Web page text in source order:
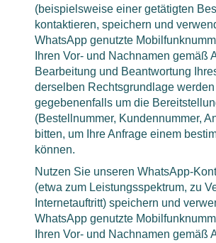
(beispielsweise einer getätigten
kontaktieren, speichern und
WhatsApp genutzte
Ihren Vor- und Nachnamen gemäß
Bearbeitung und Beantwortung
derselben Rechtsgrundlage
gegebenenfalls um die
(Bestellnummer, Kundennummer,
bitten, um Ihre Anfrage einem
können.
Nutzen Sie unseren WhatsApp-
(etwa zum Leistungsspektrum, zu
Internetauftritt) speichern und
WhatsApp genutzte
Ihren Vor- und Nachnamen gemäß